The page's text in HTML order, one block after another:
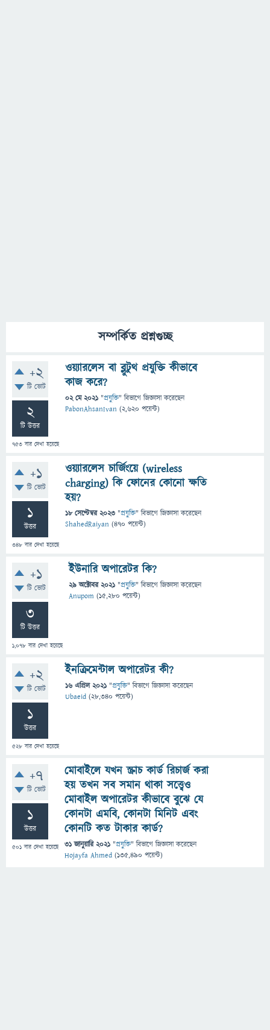
সম্পর্কিত প্রশ্নগুচ্ছ
+2
টি ভোট
2
টি উত্তর
753 বার দেখা হয়েছে
ওয়্যারলেস বা ব্লুটুথ প্রযুক্তি কীভাবে
কাজ করে?
02 মে 2021 "প্রযুক্তি" বিভাগে জিজ্ঞাসাকরেছেন
PabonAhsanIvan (2,620 পয়েন্ট)
+1
টি ভোট
1
উত্তর
348 বার দেখা হয়েছে
ওয়্যারলেস চার্জিংয়ে (wireless
charging) কি ফোনের কোনো ক্ষতি
হয়?
18 সেপ্টেম্বর 2023 "প্রযুক্তি" বিভাগে জিজ্ঞাসাকরেছেন
ShahedRaiyan (470 পয়েন্ট)
+1
টি ভোট
3
টি উত্তর
1,078 বার দেখা হয়েছে
ইউনারি অপারেটর কি?
29 অক্টোবর 2021 "প্রযুক্তি" বিভাগে জিজ্ঞাসাকরেছেন
Anupom (15,280 পয়েন্ট)
+2
টি ভোট
1
উত্তর
528 বার দেখা হয়েছে
ইনক্রিমেন্টাল অপারেটর কী?
16 এপ্রিল 2021 "প্রযুক্তি" বিভাগে জিজ্ঞাসাকরেছেন
Ubaeid (28,340 পয়েন্ট)
+7
টি ভোট
1
উত্তর
501 বার দেখা হয়েছে
মোবাইলে যখন স্ক্রাচ কার্ড রিচার্জ করা
হয় তখন সব সমান থাকা সত্ত্বেও
মোবাইল অপারেটর কীভাবে বুঝে যে
কোনটা এমবি, কোনটা মিনিট এবং
কোনটি কত টাকার কার্ড?
31 জানুয়ারি 2021 "প্রযুক্তি" বিভাগে জিজ্ঞাসাকরেছেন
Hojayfa Ahmed (135,490 পয়েন্ট)